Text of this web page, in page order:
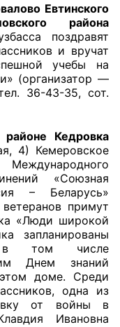
условий
Евтинского
района
поздравят
и вручат
учебы на
(организатор —
36-43-35, сот.
Кедровка
4) Кемеровское
Международного
«Союзная
– Беларусь»
примут
«Люди широкой
запланированы
в том числе
Днем знаний
доме. Среди
одна из
от войны в
Ивановна